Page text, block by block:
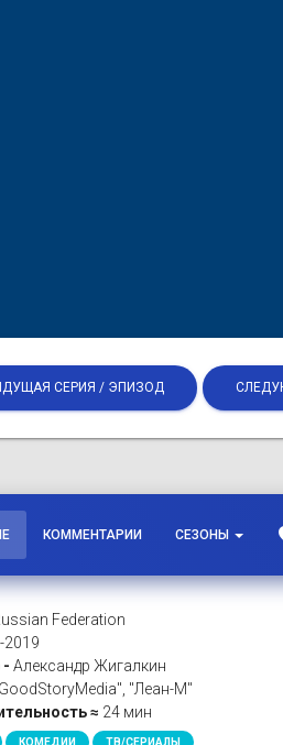
СЕРИЯ / ЭПИЗОД
КОММЕНТАРИИ СЕЗОНЫ
Federation
2019
- Александр Жигалкин
"Леан-М"
≈ 24 мин
КОМЕДИИ ТВ/СЕРИАЛЫ